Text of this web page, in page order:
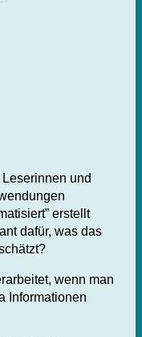
und
erstellt
dafür, was das
wenn man
Informationen